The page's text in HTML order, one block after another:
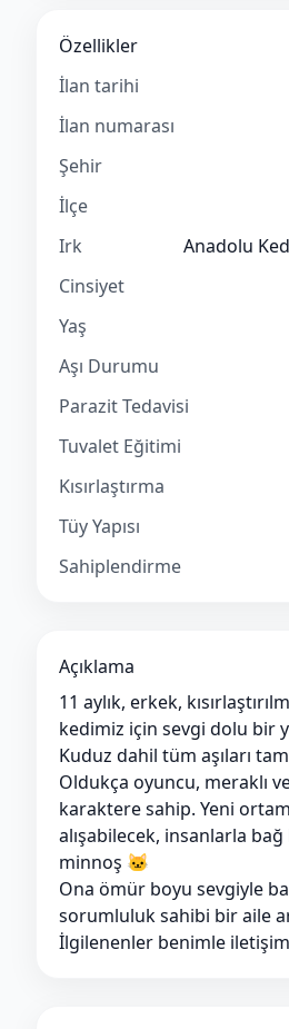
Özellikler
İlan tarihi
İlan numarası
Şehir
İlçe
Irk
Anadolu
Cinsiyet
Yaş
Aşı Durumu
Parazit Tedavisi
Tuvalet Eğitimi
Kısırlaştırma
Tüy Yapısı
Sahiplendirme
Açıklama
11 aylık, erkek,
kedimiz için sevgi dolu bir
Kuduz dahil tüm aşıları
Oldukça oyuncu, meraklı
karaktere sahip. Yeni
alışabilecek, insanlarla
minnoş 🐱
Ona ömür boyu sevgiyle
sorumluluk sahibi bir aile
İlgilenenler benimle